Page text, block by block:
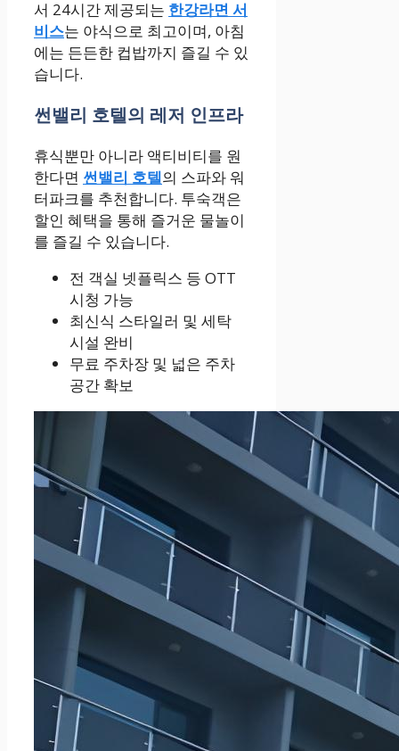
서 24시간 제공되는 한강라면 서
비스는 야식으로 최고이며, 아침
에는 든든한 컵밥까지 즐길 수 있
습니다.
썬밸리 호텔의 레저 인프라
휴식뿐만 아니라 액티비티를 원
한다면 썬밸리 호텔의 스파와 워
터파크를 추천합니다. 투숙객은
할인 혜택을 통해 즐거운 물놀이
를 즐길 수 있습니다.
전 객실 넷플릭스 등 OTT
시청 가능
최신식 스타일러 및 세탁
시설 완비
무료 주차장 및 넓은 주차
공간 확보